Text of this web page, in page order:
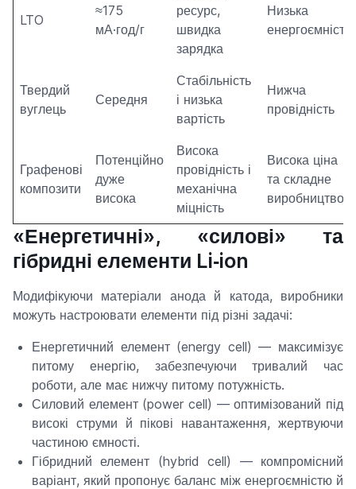
LTO
≈175
мА·год/г
ресурс,
швидка
зарядка
Низька
енергоємність
Твердий
вуглець
Середня
Стабільність
і низька
вартість
Нижча
провідність
Графенові
композити
Потенційно
дуже
висока
Висока
провідність і
механічна
міцність
Висока ціна
та складне
виробництво
«Енергетичні», «силові» та
гібридні елементи Li‑ion
Модифікуючи матеріали анода й катода, виробники
можуть настроювати елементи під різні задачі:
Енергетичний елемент (energy cell) — максимізує
питому енергію, забезпечуючи тривалий час
роботи, але має нижчу питому потужність.
Силовий елемент (power cell) — оптимізований під
високі струми й пікові навантаження, жертвуючи
частиною ємності.
Гібридний елемент (hybrid cell) — компромісний
варіант, який пропонує баланс між енергоємністю й